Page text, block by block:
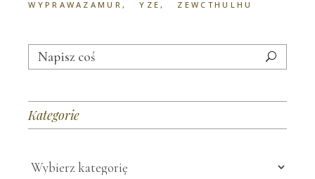
WYPRAWAZAMUR
YZE ZEWCTHULHU
Search
for:
Kategorie